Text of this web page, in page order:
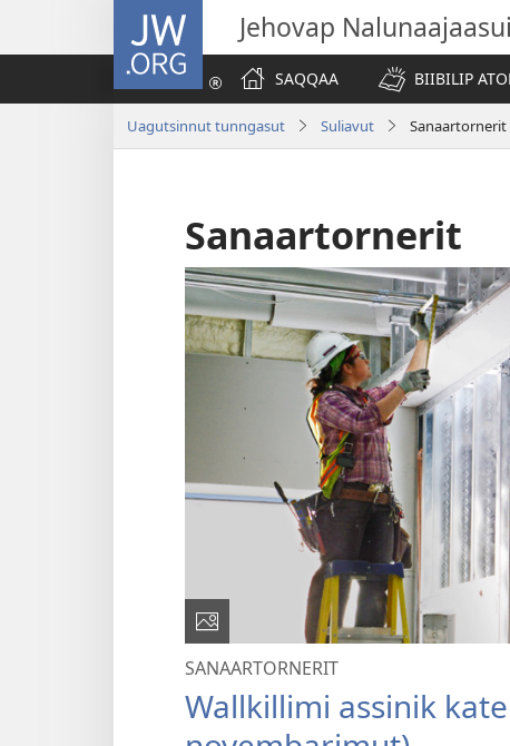
JW.ORG Jehovap Nalunaajaasui
SAQQAA
BIIBILIP
Uagutsinnut tunngasut Suliavut Sanaartornerit
Sanaartornerit
SANAARTORNERIT
Wallkillimi assinik